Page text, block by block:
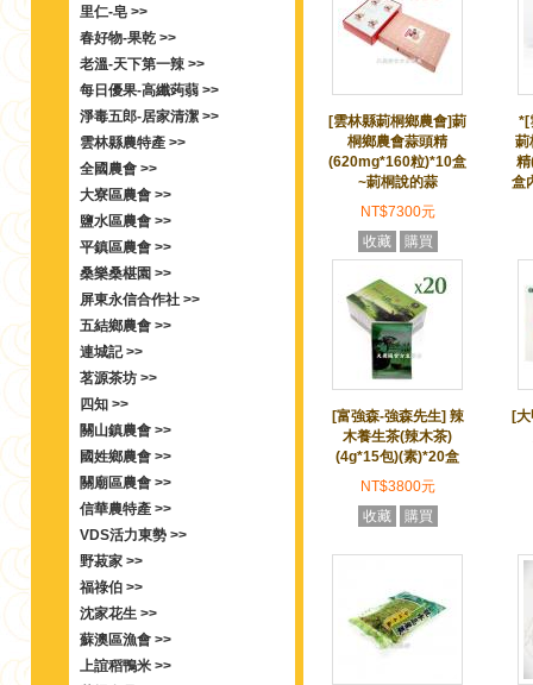
里仁-皂 >>
春好物-果乾 >>
老溫-天下第一辣 >>
每日優果-高纖蒟蒻 >>
淨毒五郎-居家清潔 >>
雲林縣農特產 >>
全國農會 >>
大寮區農會 >>
鹽水區農會 >>
平鎮區農會 >>
桑樂桑椹園 >>
屏東永信合作社 >>
五結鄉農會 >>
連城記 >>
茗源茶坊 >>
四知 >>
關山鎮農會 >>
國姓鄉農會 >>
關廟區農會 >>
信華農特產 >>
VDS活力東勢 >>
野菽家 >>
福祿伯 >>
沈家花生 >>
蘇澳區漁會 >>
上誼稻鴨米 >>
[雲林縣莿桐鄉農會]莿
桐鄉農會蒜頭精
(620mg*160粒)*10盒
~莿桐說的蒜
NT$7300元
收藏
購買
*[
莿
盒
[富強森-強森先生] 辣
木養生茶(辣木茶)
(4g*15包)(素)*20盒
NT$3800元
收藏
購買
[